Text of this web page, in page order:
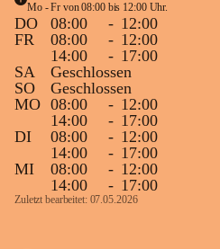
Mo - Fr von 08:00 bis 12:00 Uhr.
DO 08:00 - 12:00
FR
08:00 - 12:00
14:00
- 17:00
SA
Geschlossen
SO
Geschlossen
MO 08:00 - 12:00
14:00
- 17:00
DI
08:00 - 12:00
14:00
- 17:00
MI
08:00 - 12:00
14:00
- 17:00
Zuletzt bearbeitet: 07.05.2026